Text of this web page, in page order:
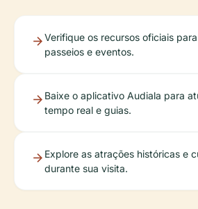
Verifique os recursos oficiais
passeios e eventos.
Baixe o aplicativo Audiala para
tempo real e guias.
Explore as atrações históricas e
durante sua visita.